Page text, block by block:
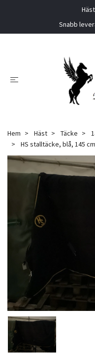
Snabb
Hem Häst Täcke
HS stalltäcke, blå, 145